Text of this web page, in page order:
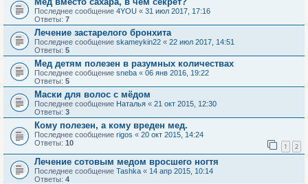
Последнее сообщение 4YOU « 31 июл 2017, 17:16
Ответы: 7
Лечение застарелого бронхита
Последнее сообщение skameykin22 « 22 июл 2017, 14:51
Ответы: 5
Мед детям полезен в разумных количествах
Последнее сообщение sneba « 06 янв 2016, 19:22
Ответы: 5
Маски для волос с мёдом
Последнее сообщение Наталья « 21 окт 2015, 12:30
Ответы: 3
Кому полезен, а кому вреден мед.
Последнее сообщение rigos « 20 окт 2015, 14:24
Ответы: 10 1 2
Лечение сотовым медом вросшего ногтя
Последнее сообщение Tashka « 14 апр 2015, 10:14
Ответы: 4